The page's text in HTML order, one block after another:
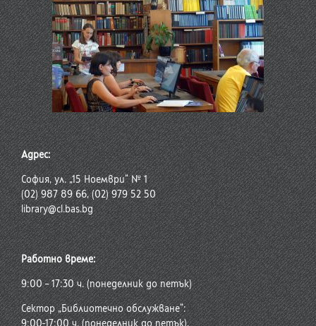
Адрес:
София, ул. „15 Ноември“ № 1
(02) 987 89 66, (02) 979 52 50
library@cl.bas.bg
Работно време:
9:00 – 17:30 ч. (понеделник до петък)
Сектор „Библиотечно обслужване“:
9:00-17:00 ч. (понеделник до петък),